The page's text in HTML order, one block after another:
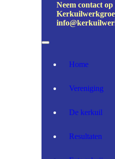
Neem contact op
Home
Vereniging
De kerkuil
Resultaten